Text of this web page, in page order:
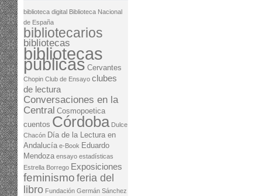
biblioteca digital Biblioteca Nacional
de España
bibliotecarios
bibliotecas
bibliotecas
públicas Cervantes
Chopin Club de Ensayo clubes
de lectura
Conversaciones en la
Central Cosmopoetica
cuentos Córdoba Dulce
Chacón Día de la Lectura en
Andalucía e-Book Eduardo
Mendoza ensayo estadísticas
Estrella Borrego Exposiciones
feminismo feria del
libro Fundación Germán Sánchez